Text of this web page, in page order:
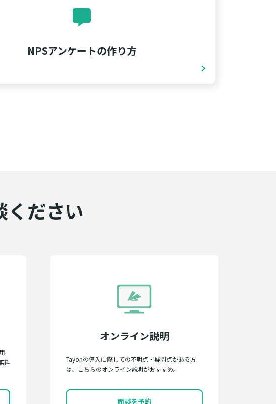
NPSアンケートの作り方
ください
料
オンライン説明
Tayoriの導入に際しての不明点・疑問点がある方
は、こちらのオンライン説明がおすすめ。
面談を予約